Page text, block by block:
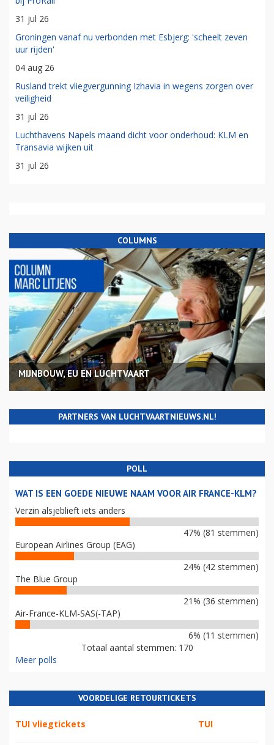
31 jul 26
Groningen vanaf nu verbonden met Esbjerg: 'scheelt zeven
uur rijden'
04 aug 26
Rusland trekt vliegvergunning Izhavia in wegens zorgen over
veiligheid
31 jul 26
Luchthavens Napels maand dicht voor onderhoud: KLM en
Transavia wijken uit
31 jul 26
COLUMNS
MIJNBOUW, EU EN LUCHTVAART
PARTNERS VAN LUCHTVAARTNIEUWS.NL!
POLL
WAT IS EEN GOEDE NIEUWE NAAM VOOR AIR FRANCE-KLM?
Verzin alsjeblieft iets anders
47% (81 stemmen)
European Airlines Group (EAG)
24% (42 stemmen)
The Blue Group
21% (36 stemmen)
Air-France-KLM-SAS(-TAP)
6% (11 stemmen)
Totaal aantal stemmen: 170
Meer polls
VOORDELIGE RETOURTICKETS
TUI vliegtickets TUI